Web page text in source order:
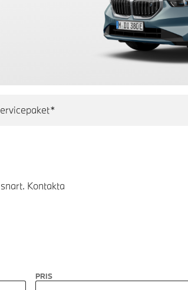
Kontakta
PRIS